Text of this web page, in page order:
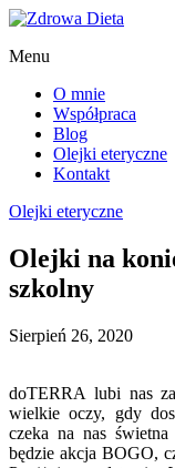
Menu
O mnie
Współpraca
Blog
Olejki eteryczne
Kontakt
Olejki eteryczne
Olejki na
szkolny
Sierpień 26, 2020
doTERRA lubi nas
wielkie oczy, gdy
czeka na nas
będzie akcja BOGO,